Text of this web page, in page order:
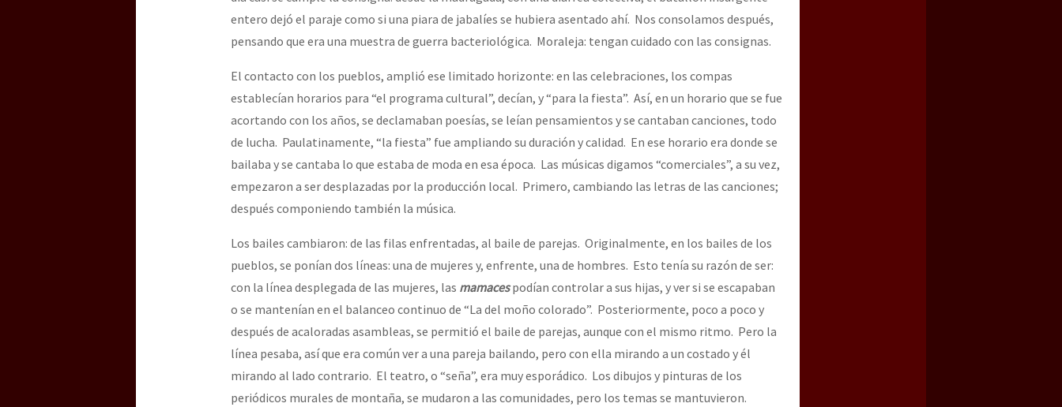
entero dejó el paraje como si una piara de jabalíes se hubiera asentado ahí. Nos consolamos después,
pensando que era una muestra de guerra bacteriológica. Moraleja: tengan cuidado con las consignas.
El contacto con los pueblos, amplió ese limitado horizonte: en las celebraciones, los compas
establecían horarios para “el programa cultural”, decían, y “para la fiesta”. Así, en un horario que se fue
acortando con los años, se declamaban poesías, se leían pensamientos y se cantaban canciones, todo
de lucha. Paulatinamente, “la fiesta” fue ampliando su duración y calidad. En ese horario era donde se
bailaba y se cantaba lo que estaba de moda en esa época. Las músicas digamos “comerciales”, a su vez,
empezaron a ser desplazadas por la producción local. Primero, cambiando las letras de las canciones;
después componiendo también la música.
Los bailes cambiaron: de las filas enfrentadas, al baile de parejas. Originalmente, en los bailes de los
pueblos, se ponían dos líneas: una de mujeres y, enfrente, una de hombres. Esto tenía su razón de ser:
con la línea desplegada de las mujeres, las mamacespodían controlar a sus hijas, y ver si se escapaban
o se mantenían en el balanceo continuo de “La del moño colorado”. Posteriormente, poco a poco y
después de acaloradas asambleas, se permitió el baile de parejas, aunque con el mismo ritmo. Pero la
línea pesaba, así que era común ver a una pareja bailando, pero con ella mirando a un costado y él
mirando al lado contrario. El teatro, o “seña”, era muy esporádico. Los dibujos y pinturas de los
periódicos murales de montaña, se mudaron a las comunidades, pero los temas se mantuvieron.